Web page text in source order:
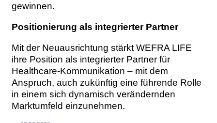
gewinnen.
Positionierung als integrierter Partner
Mit der Neuausrichtung stärkt WEFRA LIFE
ihre Position als integrierter Partner für
Healthcare-Kommunikation – mit dem
Anspruch, auch zukünftig eine führende Rolle
in einem sich dynamisch verändernden
Marktumfeld einzunehmen.